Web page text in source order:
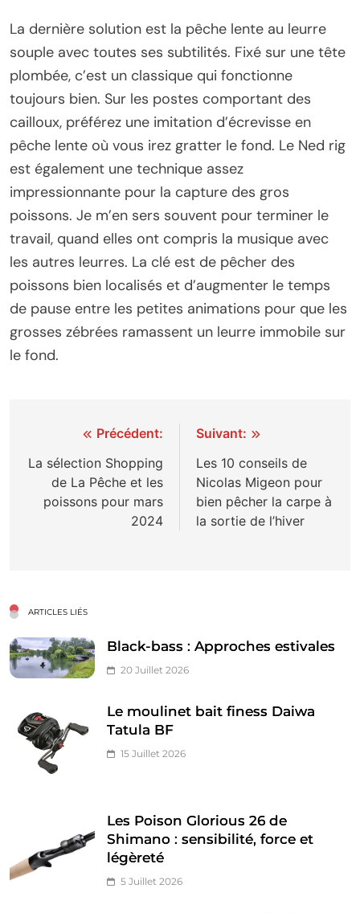
La dernière solution est la pêche lente au leurre
souple avec toutes ses subtilités. Fixé sur une tête
plombée, c’est un classique qui fonctionne
toujours bien. Sur les postes comportant des
cailloux, préférez une imitation d’écrevisse en
pêche lente où vous irez gratter le fond. Le Ned rig
est également une technique assez
impressionnante pour la capture des gros
poissons. Je m’en sers souvent pour terminer le
travail, quand elles ont compris la musique avec
les autres leurres. La clé est de pêcher des
poissons bien localisés et d’augmenter le temps
de pause entre les petites animations pour que les
grosses zébrées ramassent un leurre immobile sur
le fond.
Navigation
de
l’article
Précédent:
La sélection Shopping
de La Pêche et les
poissons pour mars
2024
Suivant:
Les 10 conseils de
Nicolas Migeon pour
bien pêcher la carpe à
la sortie de l’hiver
ARTICLES LIÉS
Black-bass : Approches estivales
20 Juillet 2026
Le moulinet bait finess Daiwa
Tatula BF
15 Juillet 2026
Les Poison Glorious 26 de
Shimano : sensibilité, force et
légèreté
5 Juillet 2026